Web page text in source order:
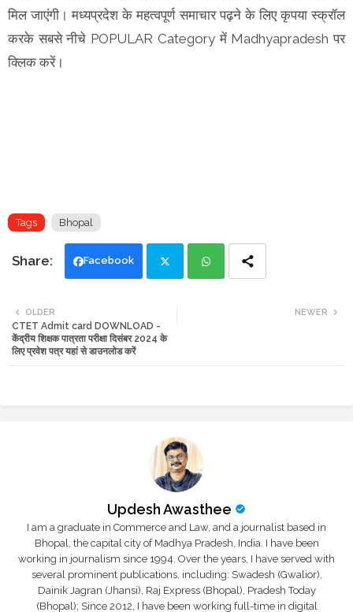
मिल जाएंगी। मध्यप्रदेश के महत्वपूर्ण समाचार पढ़ने के लिए कृपया स्क्रॉल
करके सबसे नीचे POPULAR Category में Madhyapradesh पर
क्लिक करें।
Tags Bhopal
Facebook
tte
NEWER
OLDER
CTET Admit card DOWNLOAD -
केंद्रीय शिक्षक पात्रता परीक्षा दिसंबर 2024 के
लिए प्रवेश पत्र यहां से डाउनलोड करें
Updesh Awasthee
I am a graduate in Commerce and Law, and a journalist based in
Bhopal, the capital city of Madhya Pradesh, India. I have been
working in journalism since 1994. Over the years, I have served with
several prominent publications, including: Swadesh (Gwalior),
Dainik Jagran (Jhansi), Raj Express (Bhopal), Pradesh Today
(Bhopal); Since 2012, I have been working full-time in digital